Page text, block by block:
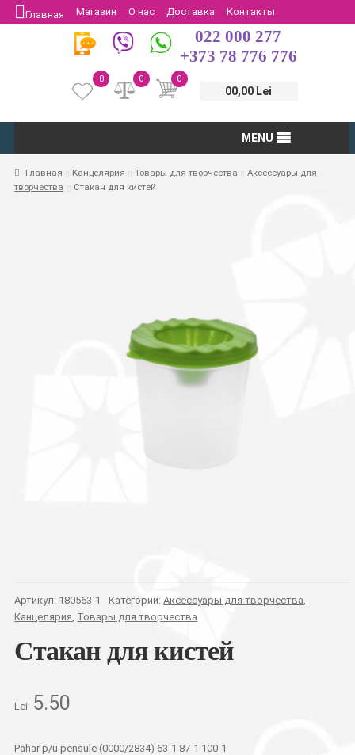
Главная Магазин О нас Доставка
Контакты
Защита потребителей
Возврат
022 000 277
+373 78 776 776
0
00,00 Lei
0
0
MENU
Главная Канцелярия Товары для творчества
Аксессуары для
творчества
Стакан для кистей
Артикул: 180563-1 Категории:Аксессуары для творчества,
Канцелярия, Товары для творчества
Стакан для кистей
Lei 5.50
Pahar p/u pensule (0000/2834) 63-1 87-1 100-1